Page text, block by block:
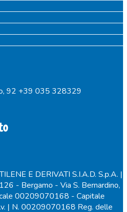
92 +39 035 328329
E DERIVATI S.I.A.D. S.p.A. |
- Bergamo - Via S. Bernardino,
00209070168 - Capitale
| N. 00209070168 Reg. delle